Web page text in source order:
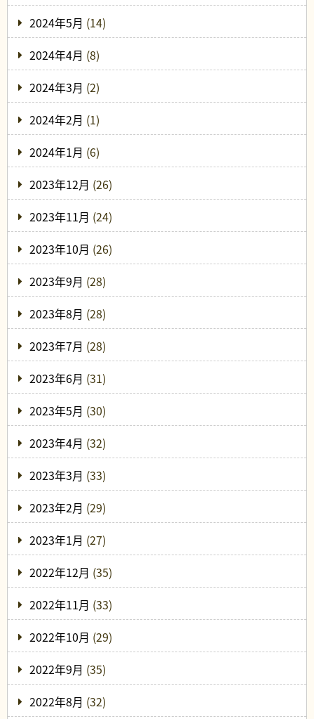
2024年5月 (14)
2024年4月 (8)
2024年3月 (2)
2024年2月 (1)
2024年1月 (6)
2023年12月 (26)
2023年11月 (24)
2023年10月 (26)
2023年9月 (28)
2023年8月 (28)
2023年7月 (28)
2023年6月 (31)
2023年5月 (30)
2023年4月 (32)
2023年3月 (33)
2023年2月 (29)
2023年1月 (27)
2022年12月 (35)
2022年11月 (33)
2022年10月 (29)
2022年9月 (35)
2022年8月 (32)